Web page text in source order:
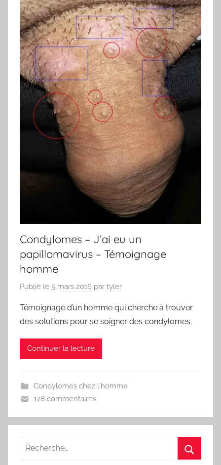
Condylomes – J’ai eu un
papillomavirus – Témoignage
homme
Publié le 5 mars 2016 par tyler
Témoignage d’un homme qui cherche à trouver
des solutions pour se soigner des condylomes.
Continuer la lecture
Condylomes chez l'homme
178 commentaires
Recherche